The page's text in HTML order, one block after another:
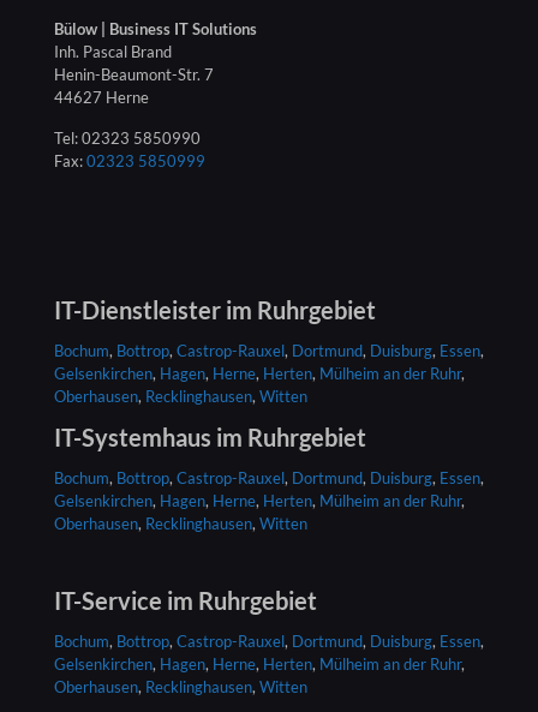
Bülow | Business IT Solutions
Inh. Pascal Brand
Henin-Beaumont-Str. 7
44627 Herne
Tel:02323 5850990
Fax:02323 5850999
IT-Dienstleister im Ruhrgebiet
Bochum, Bottrop, Castrop-Rauxel, Dortmund, Duisburg, Essen,
Gelsenkirchen, Hagen, Herne, Herten, Mülheim an der Ruhr,
Oberhausen, Recklinghausen, Witten
IT-Systemhaus im Ruhrgebiet
Bochum, Bottrop, Castrop-Rauxel, Dortmund, Duisburg, Essen,
Gelsenkirchen, Hagen, Herne, Herten, Mülheim an der Ruhr,
Oberhausen, Recklinghausen, Witten
IT-Service im Ruhrgebiet
Bochum, Bottrop, Castrop-Rauxel, Dortmund, Duisburg, Essen,
Gelsenkirchen, Hagen, Herne, Herten, Mülheim an der Ruhr,
Oberhausen, Recklinghausen, Witten